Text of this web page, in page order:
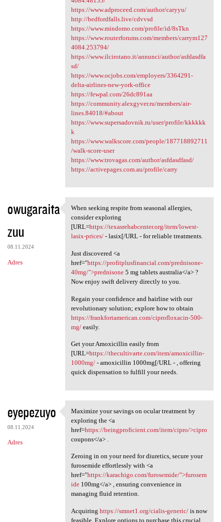
https://www.adproceed.com/author/caryyu/
http://bedfordfalls.live/cdvvsd
https://www.mindomo.com/profile/id/8sTkn
https://www.routerforums.com/members/carrym127
4084.253794/
https://www.ilcirotano.it/annunci/author/asfdasdfa
sd/
https://www.ocjobs.com/employers/3364291-
delta-airlines-new-york-office
https://fewpal.com/26dc891aa
https://community.alexgyver.ru/members/air-
lines.84018/#about
https://www.supersadovnik.ru/user/profile/kkkkkk
k
https://www.walkscore.com/people/187718892711
/walk-score-user
https://www.trovagas.com/author/asfdasdfasd/
https://activepages.com.au/profile/carry
owugaraita
zuu
08.11.2024
Adres
When seeking respite from
When seeking respite from seasonal allergies,
consider exploring
[URL=https://texasrehabcenter.org/item/lowest-
lasix-prices/- lasix[/URL - for reliable treatments.
Just discovered <a
href="https://profitplusfinancial.com/prednisone-
40mg/">prednisone5 mg tablets australia</a> ?
Now enjoy swift delivery directly to you.
Regain your confidence and hairline with our
revolutionary solution; explore how to obtain
https://frankfortamerican.com/ciprofloxacin-500-
mg/easily.
Get your Amoxicillin easily from
[URL=https://thecultivarte.com/item/amoxicillin-
1000mg/- amoxicillin 1000mg[/URL - , offering
quick dispensation to fulfill your needs.
eyepezuyo
08.11.2024
Adres
Maximize your savings on
Maximize your savings on ocular treatment by
exploring the <a
href=https://beingproficient.com/item/cipro/>cipro
coupons</a> .
Zeroing in on your need for diuretics, secure your
furosemide effortlessly with <a
href="https://karachigo.com/furosemide/">furosem
ide100mg</a> , ensuring convenience in
managing fluid retention.
Acquiring https://smnet1.org/cialis-generic/is now
feasible. Explore options to purchase this crucial